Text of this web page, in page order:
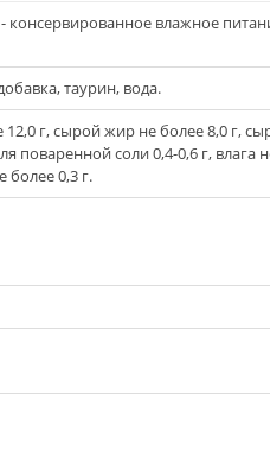
консервированное влажное
таурин, вода.
г, сырой жир не более 8,0 г,
поваренной соли 0,4-0,6 г,
более 0,3 г.